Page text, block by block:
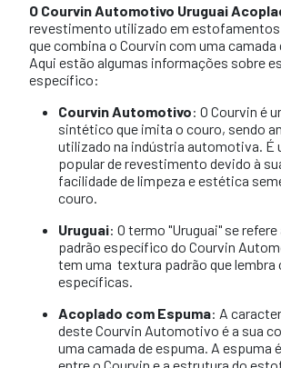
O Courvin Automotivo Uruguai
revestimento utilizado em
que combina o Courvin com uma camada
Aqui estão algumas informações sobre
específico:
Courvin Automotivo: O Courvin é
sintético que imita o couro, sendo
utilizado na indústria automotiva. É
popular de revestimento devido à
facilidade de limpeza e estética
couro.
Uruguai: O termo "Uruguai" se
padrão específico do Courvin
tem uma textura padrão que
específicas.
Acoplado com Espuma: A
deste Courvin Automotivo é a sua
uma camada de espuma. A espuma
entre o Courvin e a estrutura do